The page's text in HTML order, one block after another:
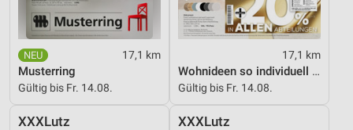
17,1 km
Musterring
Gültig bis Fr. 14.08.
17,1 km
Wohnideen so individuell wie du!
Gültig bis Fr. 14.08.
XXXLutz XXXLutz